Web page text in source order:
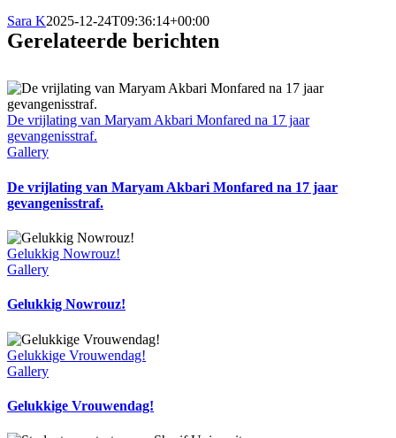
Sara K2025-12-24T09:36:14+00:00
Gerelateerde berichten
De vrijlating van Maryam Akbari Monfared na 17 jaar
gevangenisstraf.
Gallery
De vrijlating van Maryam Akbari Monfared na 17 jaar
gevangenisstraf.
Gelukkig Nowrouz!
Gallery
Gelukkig Nowrouz!
Gelukkige Vrouwendag!
Gallery
Gelukkige Vrouwendag!